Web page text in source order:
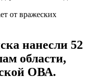
от вражеских
нанесли 52
области,
ОВА.